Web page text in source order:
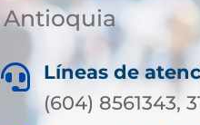
Antioquia

Líneas de
(604) 8561343,